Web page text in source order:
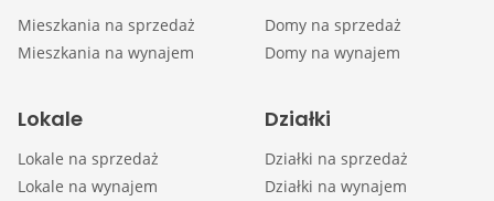
Mieszkania na sprzedaż
Mieszkania na wynajem
Domy na sprzedaż
Domy na wynajem
Lokale
Lokale na sprzedaż
Lokale na wynajem
Działki
Działki na sprzedaż
Działki na wynajem